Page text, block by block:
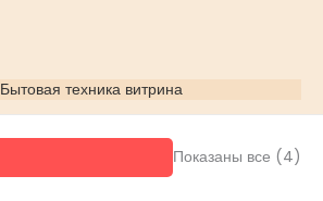
Бытовая техника витрина
Показаны все (4)